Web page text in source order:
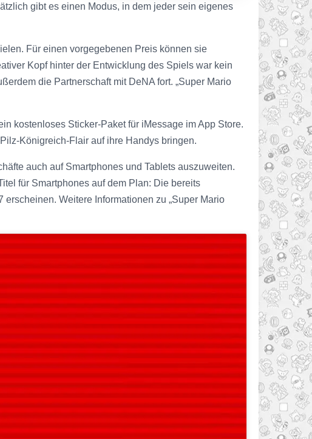
gibt es einen Modus, in dem jeder sein eigenes
Für einen vorgegebenen Preis können sie
Kopf hinter der Entwicklung des Spiels war kein
die Partnerschaft mit DeNA fort. „Super Mario
kostenloses Sticker-Paket für iMessage im App Store.
Königreich-Flair auf ihre Handys bringen.
auch auf Smartphones und Tablets auszuweiten.
für Smartphones auf dem Plan: Die bereits
Weitere Informationen zu „Super Mario